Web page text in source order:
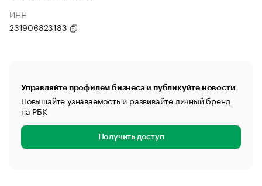
ИНН
231906823183
Управляйте профилем бизнеса и публикуйте новости
Повышайте узнаваемость и развивайте личный бренд
на РБК
Получить доступ